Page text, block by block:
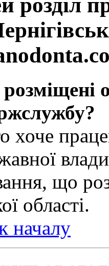
хоче
що
області.
началу